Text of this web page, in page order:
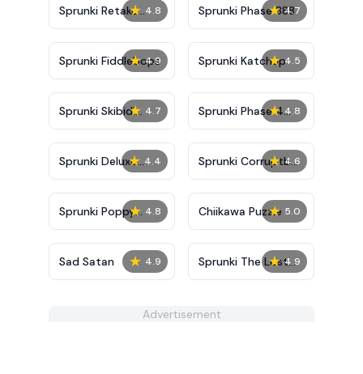
★ 4.8
Sprunki Retake
Deluxe
★ 4.7
Sprunki Phase 888
★ 4.9
Sprunki Fiddlebops ★ 4.5
Sprunki Katchup
★ 4.7
Sprunki Skibidi
Toilet
★ 4.8
Sprunki Phase 4
Definitive
★ 4.4
Sprunki Deluxe
Retake
★ 4.6
Sprunki Corruptbox
3
★ 4.8
Sprunki Poppy
Playtime Phase 5
★ 5.0
Chiikawa Puzzle
★ 4.9
Sad Satan ★ 4.9
Sprunki The Lost
Souls
Advertisement